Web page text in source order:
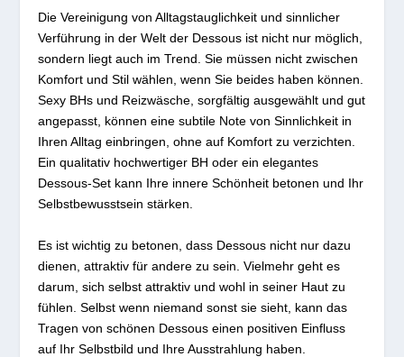
Die Vereinigung von Alltagstauglichkeit und sinnlicher
Verführung in der Welt der Dessous ist nicht nur möglich,
sondern liegt auch im Trend. Sie müssen nicht zwischen
Komfort und Stil wählen, wenn Sie beides haben können.
Sexy BHs und Reizwäsche, sorgfältig ausgewählt und gut
angepasst, können eine subtile Note von Sinnlichkeit in
Ihren Alltag einbringen, ohne auf Komfort zu verzichten.
Ein qualitativ hochwertiger BH oder ein elegantes
Dessous-Set kann Ihre innere Schönheit betonen und Ihr
Selbstbewusstsein stärken.
Es ist wichtig zu betonen, dass Dessous nicht nur dazu
dienen, attraktiv für andere zu sein. Vielmehr geht es
darum, sich selbst attraktiv und wohl in seiner Haut zu
fühlen. Selbst wenn niemand sonst sie sieht, kann das
Tragen von schönen Dessous einen positiven Einfluss
auf Ihr Selbstbild und Ihre Ausstrahlung haben.